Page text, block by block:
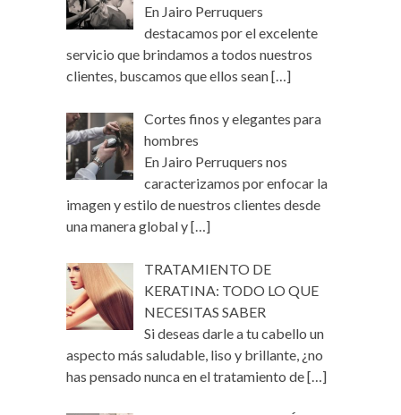
En Jairo Perruquers
destacamos por el excelente
servicio que brindamos a todos nuestros
clientes, buscamos que ellos sean[…]
Cortes finos y elegantes para
hombres
En Jairo Perruquers nos
caracterizamos por enfocar la
imagen y estilo de nuestros clientes desde
una manera global y[…]
TRATAMIENTO DE
KERATINA: TODO LO QUE
NECESITAS SABER
Si deseas darle a tu cabello un
aspecto más saludable, liso y brillante, ¿no
has pensado nunca en el tratamiento de[…]